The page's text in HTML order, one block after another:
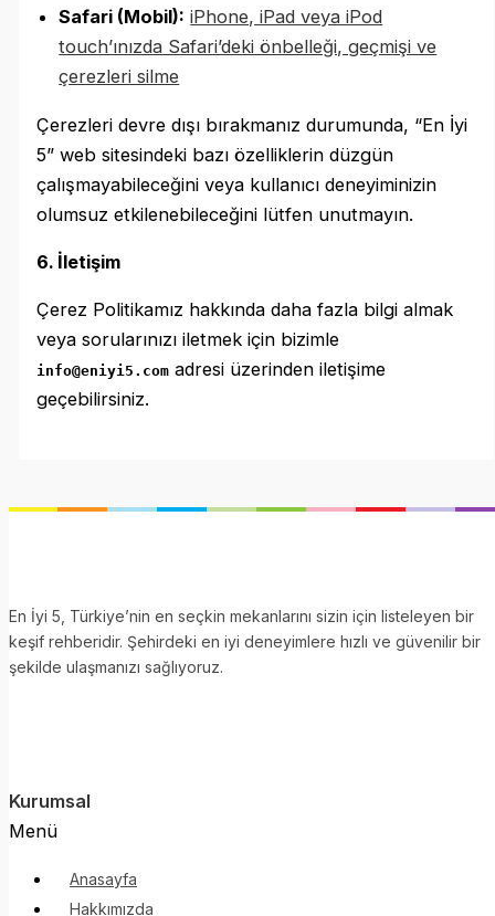
Safari (Mobil): iPhone, iPad veya iPod
touch’ınızda Safari’deki önbelleği, geçmişi ve
çerezleri silme
Çerezleri devre dışı bırakmanız durumunda, “En İyi
5” web sitesindeki bazı özelliklerin düzgün
çalışmayabileceğini veya kullanıcı deneyiminizin
olumsuz etkilenebileceğini lütfen unutmayın.
6. İletişim
Çerez Politikamız hakkında daha fazla bilgi almak
veya sorularınızı iletmek için bizimle
info@eniyi5.com adresi üzerinden iletişime
geçebilirsiniz.
En İyi 5, Türkiye’nin en seçkin mekanlarını sizin için listeleyen bir
keşif rehberidir. Şehirdeki en iyi deneyimlere hızlı ve güvenilir bir
şekilde ulaşmanızı sağlıyoruz.
Kurumsal
Menü
Anasayfa
Hakkımızda